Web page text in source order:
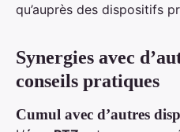
qu’auprès des dispositifs
Synergies avec
conseils pratiques
Cumul avec d’autres